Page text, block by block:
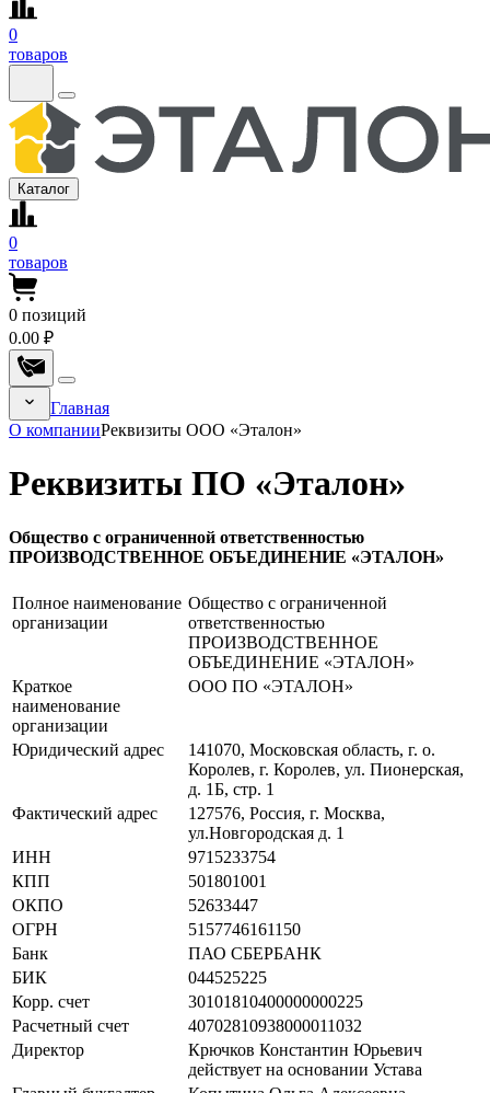
0
товаров
Каталог
0
товаров
0 позиций
0.00 ₽
Главная
О компанииРеквизиты ООО «Эталон»
Реквизиты ПО «Эталон»
Общество с ограниченной ответственностью
ПРОИЗВОДСТВЕННОЕ ОБЪЕДИНЕНИЕ «ЭТАЛОН»
Полное наименование
организации
Общество с ограниченной
ответственностью
ПРОИЗВОДСТВЕННОЕ
ОБЪЕДИНЕНИЕ «ЭТАЛОН»
Краткое
наименование
организации
ООО ПО «ЭТАЛОН»
Юридический адрес
141070, Московская область, г. о.
Королев, г. Королев, ул. Пионерская,
д. 1Б, стр. 1
Фактический адрес
127576, Россия, г. Москва,
ул.Новгородская д. 1
ИНН
9715233754
КПП
501801001
ОКПО
52633447
ОГРН
5157746161150
Банк
ПАО СБЕРБАНК
БИК
044525225
Корр. счет
30101810400000000225
Расчетный счет
40702810938000011032
Директор
Крючков Константин Юрьевич
действует на основании Устава